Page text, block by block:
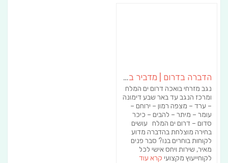
הדברה בדרום | מדביר בדרום – א.א הדברות
נגב מזרחי בואכה דרום ים המלח
ומרכז הנגב עד באר שבע דימונה
– ערד – מצפה רמון – ירוחם –
עומר – מיתר – להבים – כיכר
סדום – דרום ים המלח עושים
בחירה מוצלחת בהדברה מדוע
לקוחות בוחרים בנו? סבר פנים
מאיר, שירות ויחס אישי לכל
לקוחייעוץ מקצועי קרא עוד